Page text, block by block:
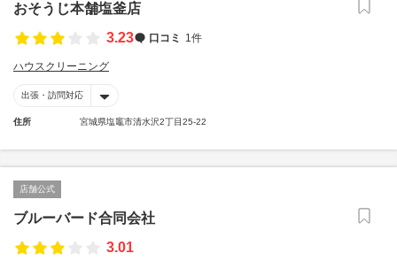
おそうじ本舗塩釜店
3.23
口コミ 1件
ハウスクリーニング
出張・訪問対応
住所 宮城県塩竈市清水沢2丁目25-22
店舗公式
ブルーバード合同会社
3.01